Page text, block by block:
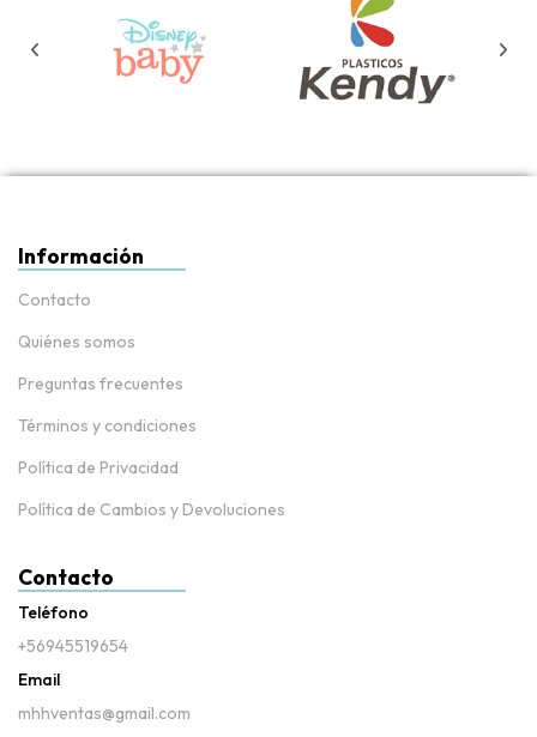
Información
Contacto
Quiénes somos
Preguntas frecuentes
Términos y condiciones
Política de Privacidad
Política de Cambios y Devoluciones
Contacto
Teléfono
+56945519654
Email
mhhventas@gmail.com